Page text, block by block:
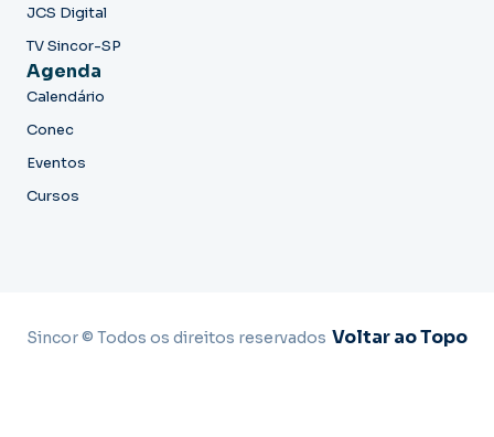
JCS Digital
TV Sincor-SP
Agenda
Calendário
Conec
Eventos
Cursos
Sincor © Todos os direitos reservados Voltar ao Topo